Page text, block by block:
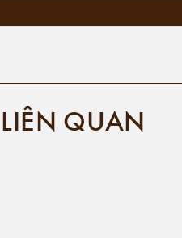
QUAN